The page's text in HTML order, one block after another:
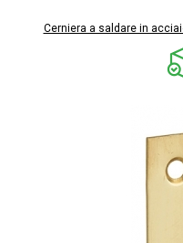
Cerniera a saldare in